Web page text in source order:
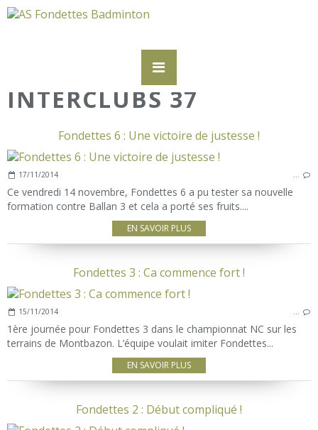
INTERCLUBS 37
Fondettes 6 : Une victoire de justesse !
17/11/2014 …
Ce vendredi 14 novembre, Fondettes 6 a pu tester sa nouvelle
formation contre Ballan 3 et cela a porté ses fruits....
EN SAVOIR PLUS
Fondettes 3 : Ca commence fort !
15/11/2014 …
1ère journée pour Fondettes 3 dans le championnat NC sur les
terrains de Montbazon. L’équipe voulait imiter Fondettes...
EN SAVOIR PLUS
Fondettes 2 : Début compliqué !